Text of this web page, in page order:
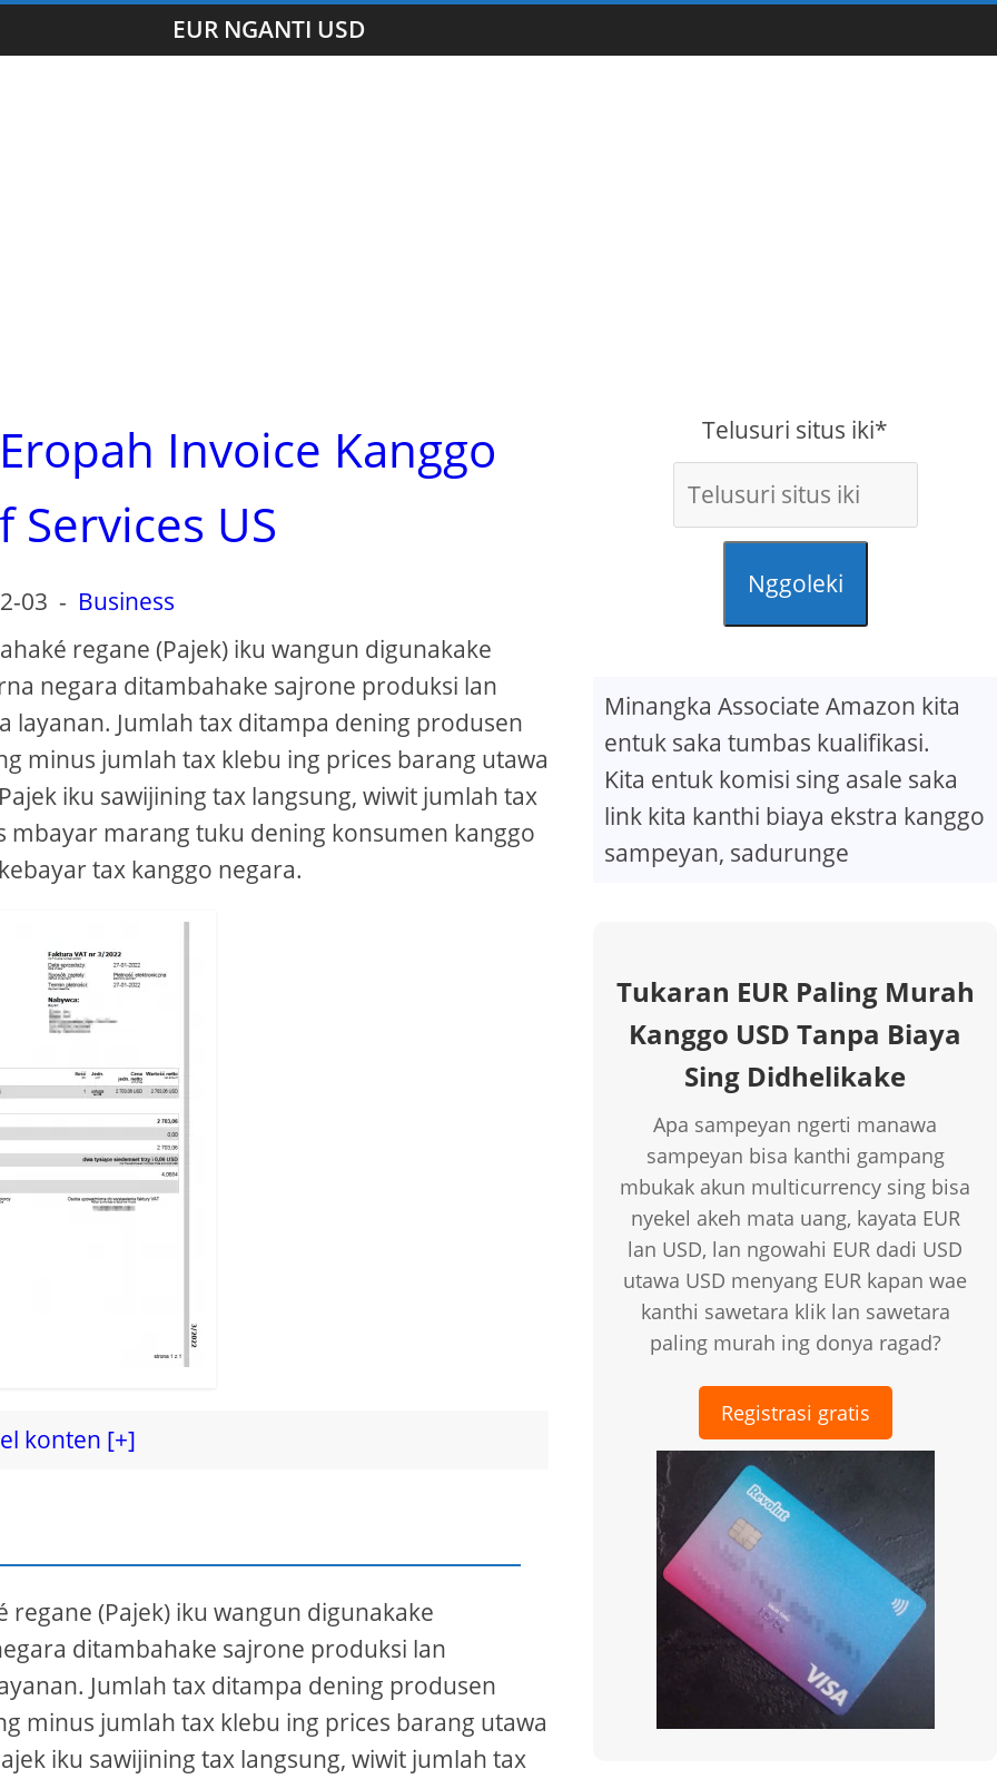
EUR NGANTI USD
Invoice Kanggo
US
03 - Business
regane (Pajek) iku wangun digunakake
negara ditambahake sajrone produksi lan
layanan. Jumlah tax ditampa dening produsen
minus jumlah tax klebu ing prices barang utawa
iku sawijining tax langsung, wiwit jumlah tax
mbayar marang tuku dening konsumen kanggo
tax kanggo negara.
konten [+]
regane (Pajek) iku wangun digunakake
ditambahake sajrone produksi lan
Jumlah tax ditampa dening produsen
minus jumlah tax klebu ing prices barang utawa
iku sawijining tax langsung, wiwit jumlah tax
Telusuri situs iki*
Nggoleki
Minangka Associate Amazon kita
entuk saka tumbas kualifikasi.
Kita entuk komisi sing asale saka
link kita kanthi biaya ekstra kanggo
sampeyan, sadurunge
Tukaran EUR Paling Murah
Kanggo USD Tanpa Biaya
Sing Didhelikake
Apa sampeyan ngerti manawa
sampeyan bisa kanthi gampang
mbukak akun multicurrency sing bisa
nyekel akeh mata uang, kayata EUR
lan USD, lan ngowahi EUR dadi USD
utawa USD menyang EUR kapan wae
kanthi sawetara klik lan sawetara
paling murah ing donya ragad?
Registrasi gratis